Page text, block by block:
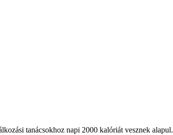
tanácsokhoz napi 2000 kalóriát vesznek alapul.